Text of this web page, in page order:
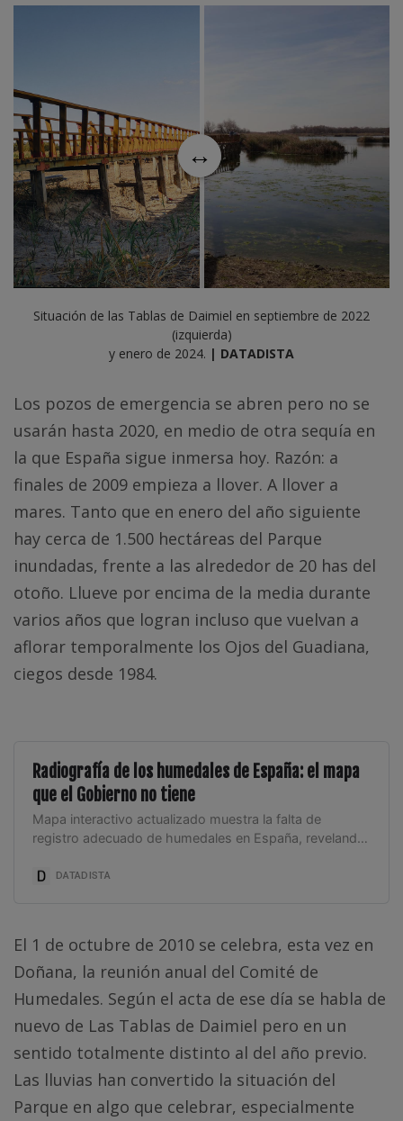
Situación de las Tablas de Daimiel en septiembre de 2022
(izquierda)
y enero de 2024. | DATADISTA
Los pozos de emergencia se abren pero no se
usarán hasta 2020, en medio de otra sequía en
la que España sigue inmersa hoy. Razón: a
finales de 2009 empieza a llover. A llover a
mares. Tanto que en enero del año siguiente
hay cerca de 1.500 hectáreas del Parque
inundadas, frente a las alrededor de 20 has del
otoño. Llueve por encima de la media durante
varios años que logran incluso que vuelvan a
aflorar temporalmente los Ojos del Guadiana,
ciegos desde 1984.
Radiografía de los humedales de España: el mapa
que el Gobierno no tiene
Mapa interactivo actualizado muestra la falta de
registro adecuado de humedales en España, revelando
información.
DATADISTA
El 1 de octubre de 2010 se celebra, esta vez en
Doñana, la reunión anual del Comité de
Humedales. Según el acta de ese día se habla de
nuevo de Las Tablas de Daimiel pero en un
sentido totalmente distinto al del año previo.
Las lluvias han convertido la situación del
Parque en algo que celebrar, especialmente